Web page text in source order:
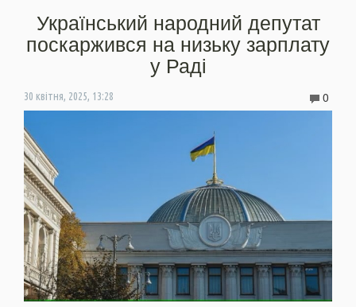
Український народний депутат
поскаржився на низьку зарплату
у Раді
30 квітня, 2025, 13:28 0